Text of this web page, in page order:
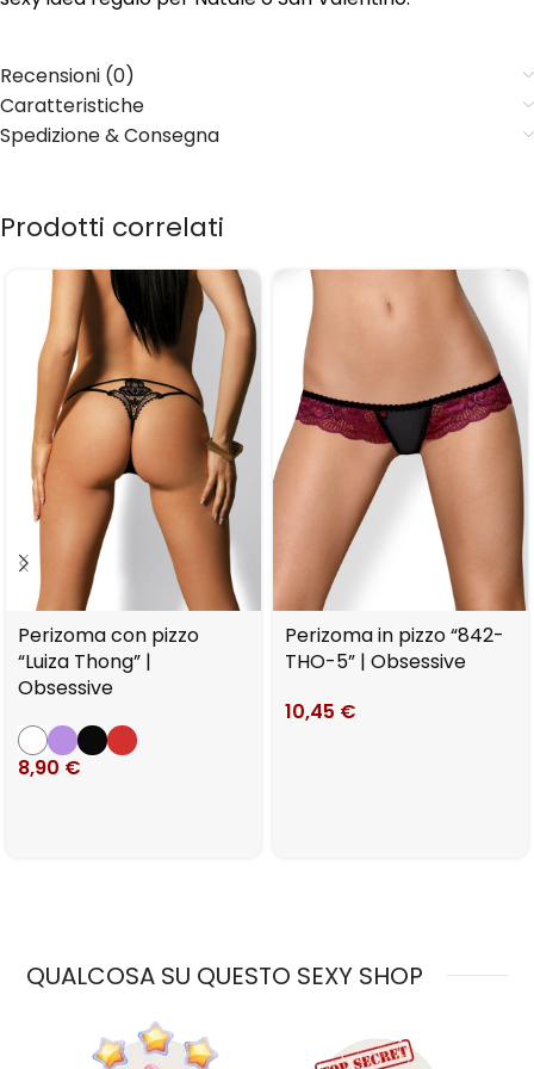
Recensioni (0)
Caratteristiche
Spedizione & Consegna
Prodotti correlati
Perizoma con pizzo
“Luiza Thong” |
Obsessive
8,90 €
Perizoma in pizzo “842-
THO-5” | Obsessive
10,45 €
QUALCOSA SU QUESTO SEXY SHOP